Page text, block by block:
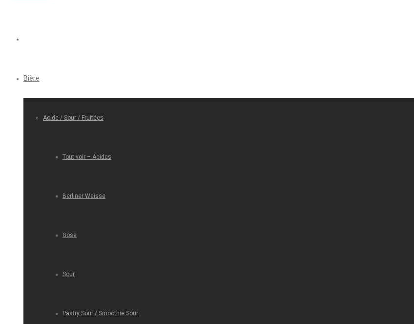
Bière
Acide / Sour / Fruitées
Tout voir – Acides
Berliner Weisse
Gose
Sour
Pastry Sour / Smoothie Sour